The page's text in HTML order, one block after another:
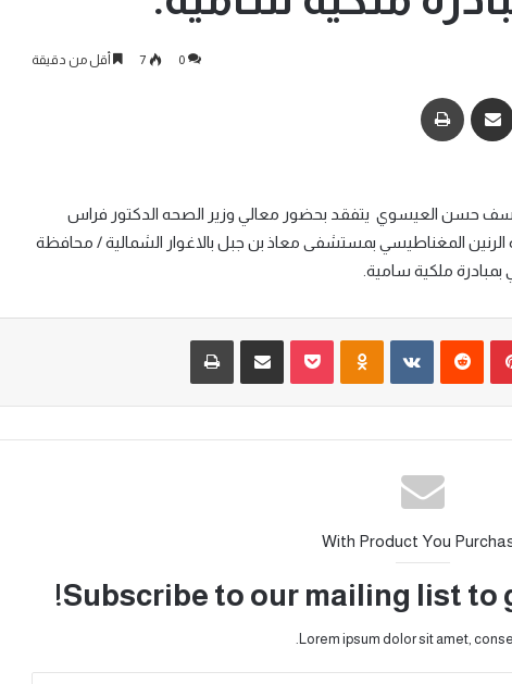
0
7 أقل من دقيقة
يوسف حسن العيسوي يتفقد بحضور معالي وزير الصحه الدكتور فراس
اليوم الثلاثاء الموافق 28-11-2023 وحدة الرنين المغناطيسي بمستشفى معاذ بن جبل بالاغوار الشمالية / محافظة
بمبادرة ملكية سامية.
With Product You
Subscribe to our mailing list to
Lorem ipsum dolor sit amet,